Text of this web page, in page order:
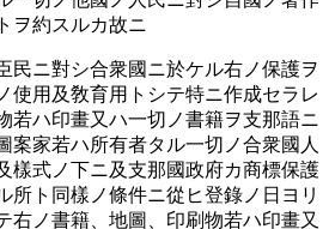
ヲ約スルカ故ニ
民ニ對シ合衆國ニ於ケル右ノ保護ヲ
使用及敎育用トシテ特ニ作成セラレ
若ハ印畫又ハ一切ノ書籍ヲ支那語ニ
案家若ハ所󠄁有者タル一切ノ合衆國人
樣式ノ下ニ及支那國政府カ商標保護
所󠄁ト同樣ノ條件ニ從ヒ登錄ノ日ヨリ
右ノ書籍、地圖、印刷物若ハ印畫又